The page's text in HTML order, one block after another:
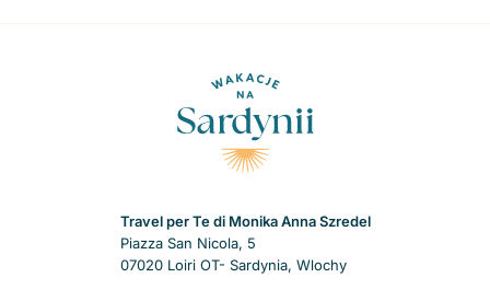
Travel per Te di Monika Anna Szredel
Piazza San Nicola, 5
07020 Loiri OT- Sardynia, Wlochy